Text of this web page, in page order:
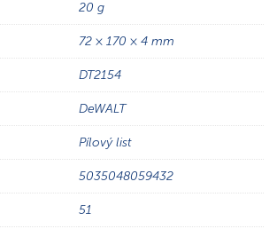
20 g
72 × 170 × 4 mm
DT2154
DeWALT
Pílový list
5035048059432
51